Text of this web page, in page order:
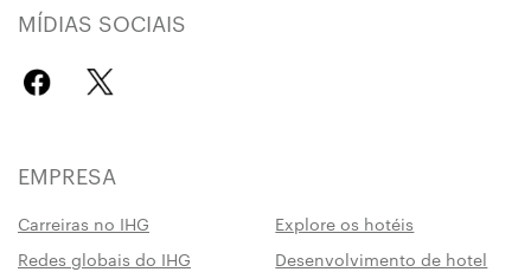
MÍDIAS SOCIAIS
EMPRESA
Carreiras no IHG
Explore os hotéis
Redes globais do IHG
Desenvolvimento de hotel